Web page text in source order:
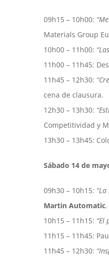
09h15 – 10h00:
Materials Group
10h00 – 11h00:
11h00 – 11h45:
11h45 – 12h30:
cena de clausura.
12h30 – 13h30:
Competitividad y
13h30 – 13h45:
Sábado 14 de
09h30 – 10h15:
Martin Automatic.
10h15 – 11h15: “El
11h15 – 11h45:
11h45 – 12h30: